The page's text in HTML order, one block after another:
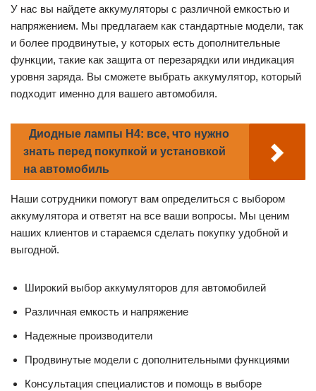
У нас вы найдете аккумуляторы с различной емкостью и
напряжением. Мы предлагаем как стандартные модели, так
и более продвинутые, у которых есть дополнительные
функции, такие как защита от перезарядки или индикация
уровня заряда. Вы сможете выбрать аккумулятор, который
подходит именно для вашего автомобиля.
Диодные лампы H4: все, что нужно
знать перед покупкой и установкой
на автомобиль
Наши сотрудники помогут вам определиться с выбором
аккумулятора и ответят на все ваши вопросы. Мы ценим
наших клиентов и стараемся сделать покупку удобной и
выгодной.
Широкий выбор аккумуляторов для автомобилей
Различная емкость и напряжение
Надежные производители
Продвинутые модели с дополнительными функциями
Консультация специалистов и помощь в выборе